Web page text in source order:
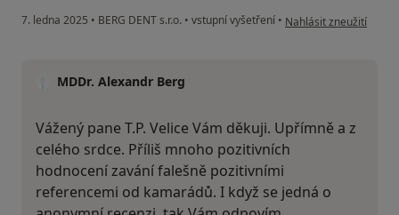
7. ledna 2025 • BERG DENT s.r.o. • vstupní vyšetření • podle názoru uživatele
Nahlásit zneužití
MDDr. Alexandr Berg
Vážený pane T.P. Velice Vám děkuji. Upřímně a z
celého srdce. Příliš mnoho pozitivních
hodnocení zavání falešně pozitivními
referencemi od kamarádů. I když se jedná o